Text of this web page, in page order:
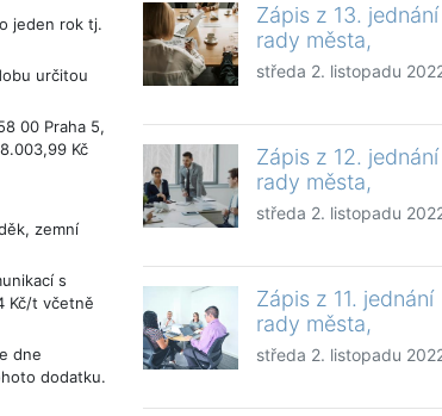
jeden rok tj.
určitou
00 Praha 5,
Kč
zemní
s
Kč/t včetně
dne
dodatku.
Zápis z 13. jednání
rady města,
středa 2. listopadu
Zápis z 12. jednání
rady města,
středa 2. listopadu
Zápis z 11. jednání
rady města,
středa 2. listopadu